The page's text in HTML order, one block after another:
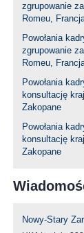
zgrupowanie
Romeu,
Powołania
zgrupowanie
Romeu,
Powołania
konsultację
Zakopane
Powołania
konsultację
Zakopane
Nowy-Stary